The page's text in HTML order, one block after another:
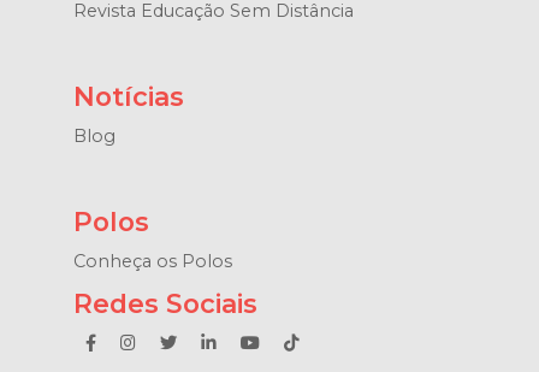
Revista Educação Sem Distância
Notícias
Blog
Polos
Conheça os Polos
Redes Sociais